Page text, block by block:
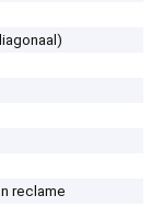
reclame